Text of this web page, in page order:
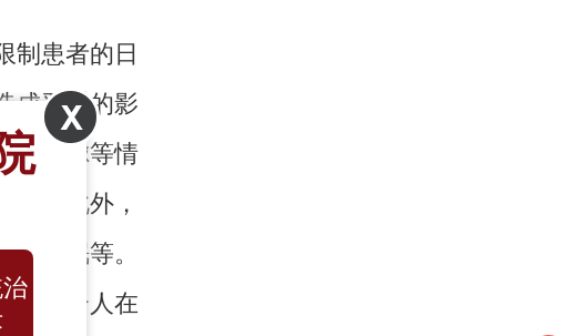
患者的日
成严重的影
、焦虑等情
展。此外，
失眠等。
指一个人在